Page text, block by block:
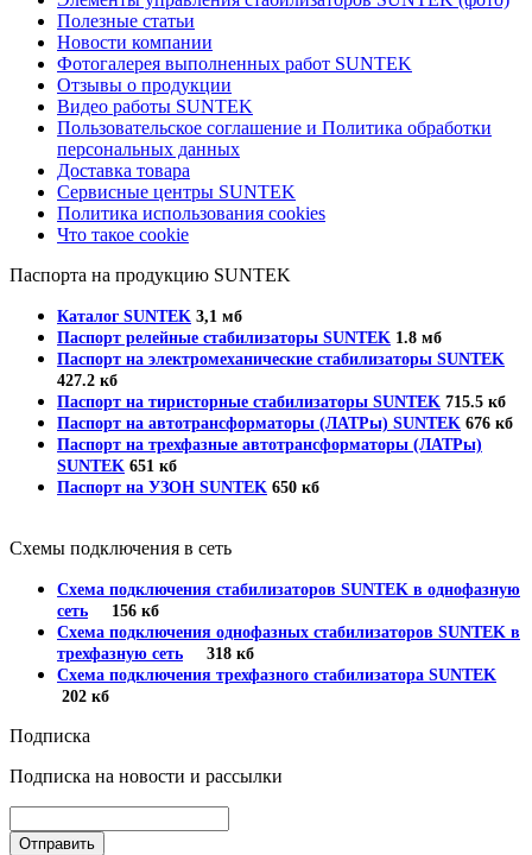
Полезные статьи
Новости компании
Фотогалерея выполненных работ SUNTEK
Отзывы о продукции
Видео работы SUNTEK
Пользовательское соглашение и Политика обработки
персональных данных
Доставка товара
Сервисные центры SUNTEK
Политика использования cookies
Что такое cookie
Паспорта на продукцию SUNTEK
Каталог SUNTEK 3,1 мб
Паспорт релейные стабилизаторы SUNTEK 1.8 мб
Паспорт на электромеханические стабилизаторы SUNTEK
427.2 кб
Паспорт на тиристорные стабилизаторы SUNTEK 715.5 кб
Паспорт на автотрансформаторы (ЛАТРы) SUNTEK 676 кб
Паспорт на трехфазные автотрансформаторы (ЛАТРы)
SUNTEK 651 кб
Паспорт на УЗОН SUNTEK 650 кб
Схемы подключения в сеть
Схема подключения стабилизаторов SUNTEK в однофазную
сеть 156 кб
Схема подключения однофазных стабилизаторов SUNTEK в
трехфазную сеть 318 кб
Схема подключения трехфазного стабилизатора SUNTEK
202 кб
Подписка
Подписка на новости и рассылки